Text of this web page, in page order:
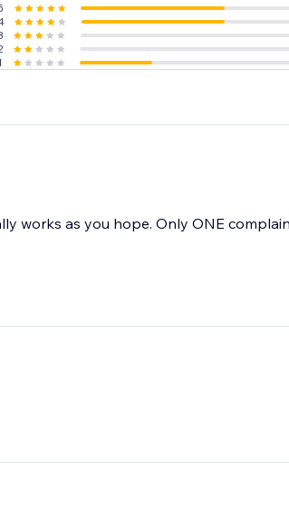
works as you hope. Only ONE